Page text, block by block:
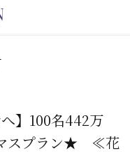
】100名442万
スプラン★ ≪花